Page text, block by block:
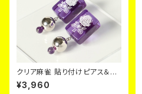
クリア麻雀 貼り付けピアス＆イ
ヤリング【３色×２パターン】
¥3,960